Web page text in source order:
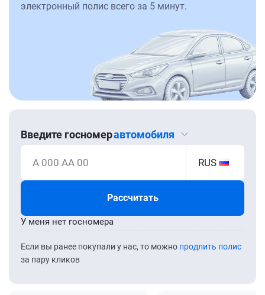
электронный полис всего за 5 минут.
Введите госномеравтомобиля
А 000 АА 00 RUS
Рассчитать
Если вы ранее покупали у нас, то можно продлить полис
за пару кликов
У меня нет госномера